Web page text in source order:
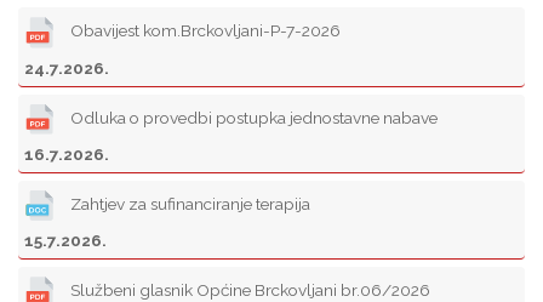
Obavijest kom.Brckovljani-P-7-2026
24.7.2026.
Odluka o provedbi postupka jednostavne nabave
16.7.2026.
Zahtjev za sufinanciranje terapija
15.7.2026.
Službeni glasnik Općine Brckovljani br.06/2026